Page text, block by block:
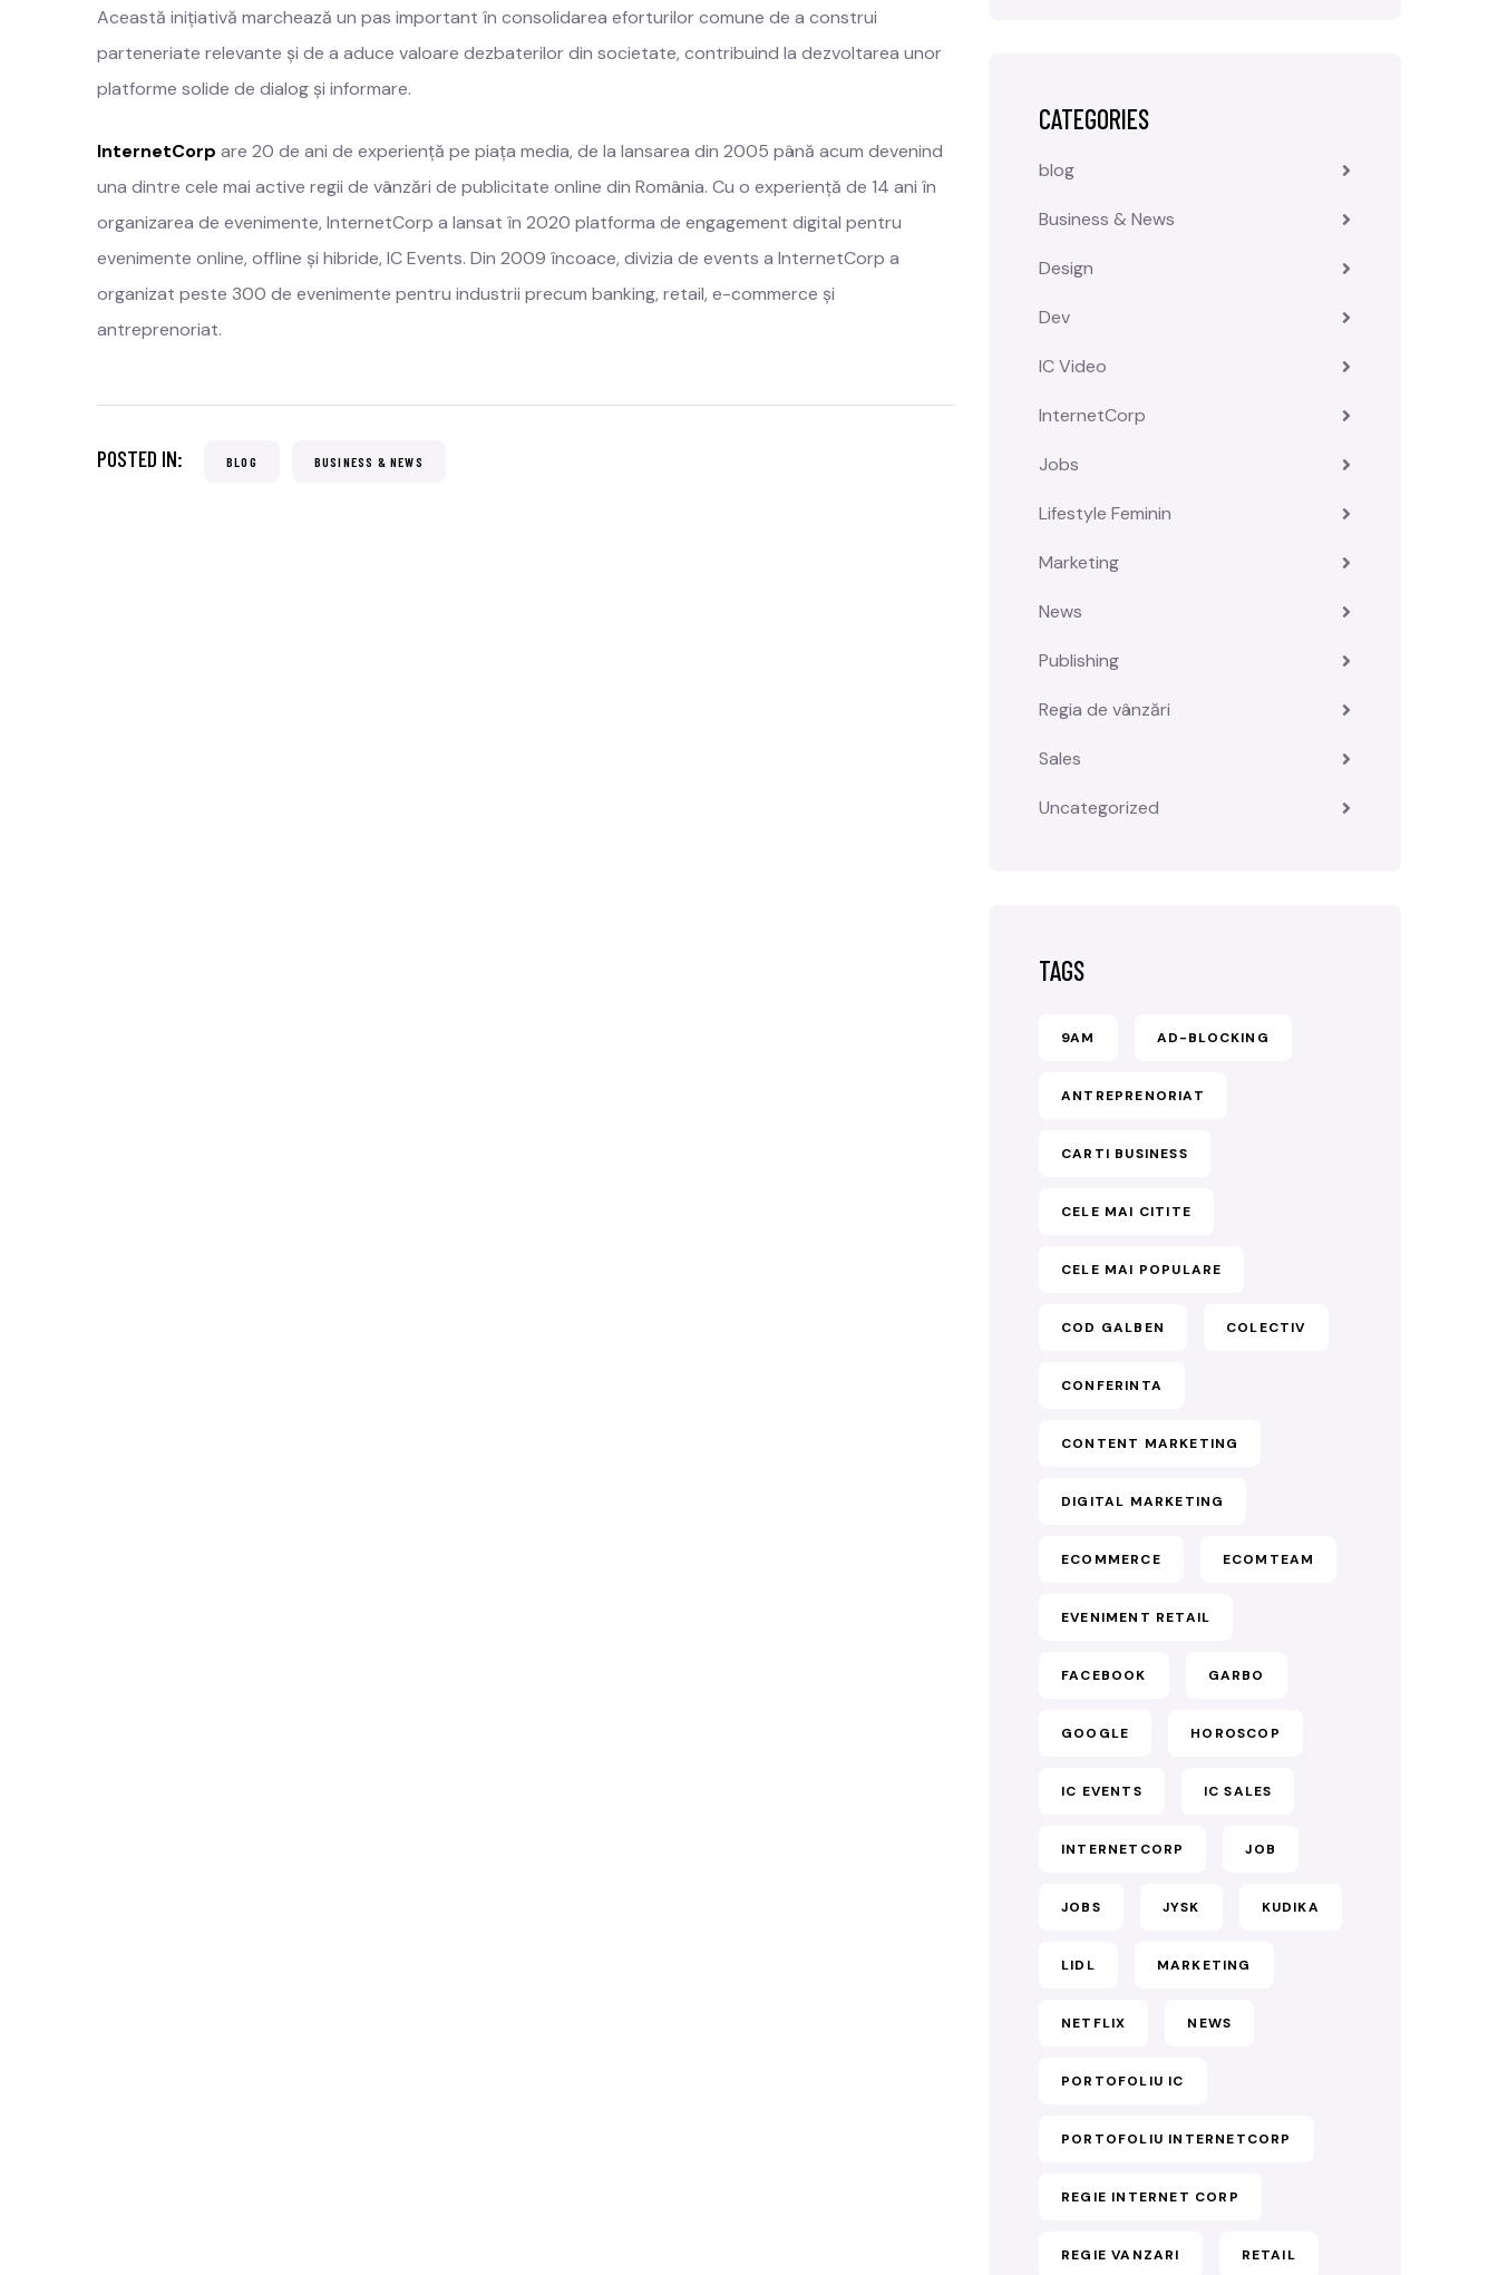
Această inițiativă marchează un pas important în consolidarea eforturilor comune de a construi
parteneriate relevante și de a aduce valoare dezbaterilor din societate, contribuind la dezvoltarea unor
platforme solide de dialog și informare.
InternetCorp are 20 de ani de experiență pe piața media, de la lansarea din 2005 până acum devenind
una dintre cele mai active regii de vânzări de publicitate online din România. Cu o experiență de 14 ani în
organizarea de evenimente, InternetCorp a lansat în 2020 platforma de engagement digital pentru
evenimente online, offline și hibride, IC Events. Din 2009 încoace, divizia de events a InternetCorp a
organizat peste 300 de evenimente pentru industrii precum banking, retail, e-commerce și
antreprenoriat.
POSTED IN: BLOG BUSINESS & NEWS
CATEGORIES
blog
Business & News
Design
Dev
IC Video
InternetCorp
Jobs
Lifestyle Feminin
Marketing
News
Publishing
Regia de vânzări
Sales
Uncategorized
TAGS
9AM AD-BLOCKING
ANTREPRENORIAT
CARTI BUSINESS
CELE MAI CITITE
CELE MAI POPULARE
COD GALBEN COLECTIV
CONFERINTA
CONTENT MARKETING
DIGITAL MARKETING
ECOMMERCE ECOMTEAM
EVENIMENT RETAIL
FACEBOOK GARBO
GOOGLE HOROSCOP
IC EVENTS IC SALES
INTERNETCORP JOB
JOBS JYSK KUDIKA
LIDL MARKETING
NETFLIX NEWS
PORTOFOLIU IC
PORTOFOLIU INTERNETCORP
REGIE INTERNET CORP
REGIE VANZARI RETAIL